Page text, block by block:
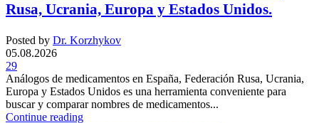
Rusa, Ucrania, Europa y Estados Unidos.
Posted by Dr. Korzhykov
05.08.2026
29
Análogos de medicamentos en España, Federación Rusa, Ucrania,
Europa y Estados Unidos es una herramienta conveniente para
buscar y comparar nombres de medicamentos...
Continue reading